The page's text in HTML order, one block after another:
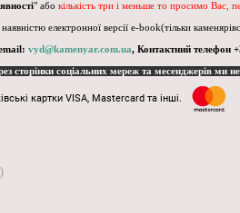
" або кількість три і меньше то просимо Вас,
електронної версії e-book(тільки
vyd@kamenyar.com.ua, Контактний телефон
сторінки соціальних мереж та месенджерів ми
картки VISA, Mastercard та інші.
)